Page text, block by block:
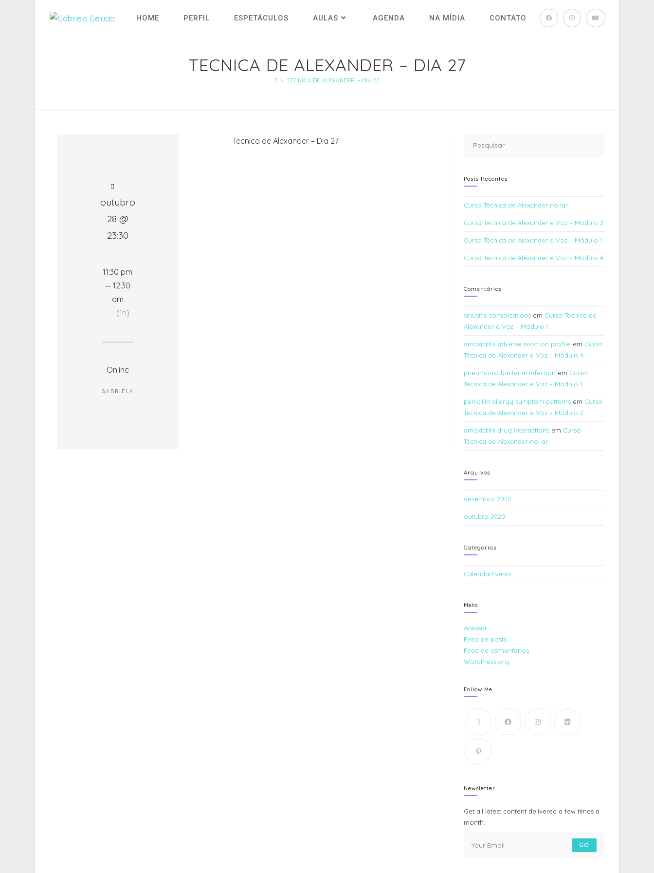
HOME PERFIL ESPETÁCULOS AULAS AGENDA NA MÍDIA CONTATO
TECNICA DE ALEXANDER – DIA 27
> TECNICA DE ALEXANDER – DIA 27
Tecnica de Alexander – Dia 27
outubro
28 @
23:30
11:30 pm
— 12:30
am
(1h)
Online
GABRIELA
Posts Recentes
Curso Técnica de Alexander no lar
Curso Técnica de Alexander e Voz – Módulo 2
Curso Técnica de Alexander e Voz – Módulo 1
Curso Técnica de Alexander e Voz – Módulo 4
Comentários
sinusitis complicationsem Curso Técnica de
Alexander e Voz – Módulo 1
amoxicillin adverse reaction profile em Curso
Técnica de Alexander e Voz – Módulo 4
pneumonia bacterial infection em Curso
Técnica de Alexander e Voz – Módulo 1
penicillin allergy symptom patternsem Curso
Técnica de Alexander e Voz – Módulo 2
amoxicillin drug interactionsem Curso
Técnica de Alexander no lar
Arquivos
dezembro 2020
outubro 2020
Categorias
CalendarEvents
Meta
Acessar
Feed de posts
Feed de comentários
WordPress.org
Follow Me
Newsletter
Get all latest content delivered a few times a
month.
GO